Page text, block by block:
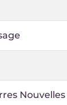
Nouvelles